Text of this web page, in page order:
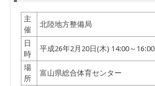
主
催
北陸地方整備局
日
時
平成26年2月20日(木) 14:00～16:00
場
所
富山県総合体育センター